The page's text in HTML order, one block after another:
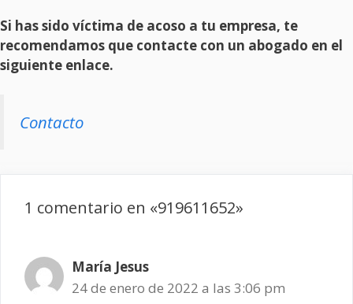
Si has sido víctima de acoso a tu empresa, te
recomendamos que contacte con un abogado en el
siguiente enlace.
Contacto
1 comentario en «919611652»
María Jesus
24 de enero de 2022 a las 3:06 pm